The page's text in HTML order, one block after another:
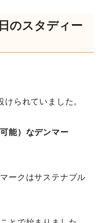
のスタディー
られていました。
能）なデンマー
ークはサステナブル